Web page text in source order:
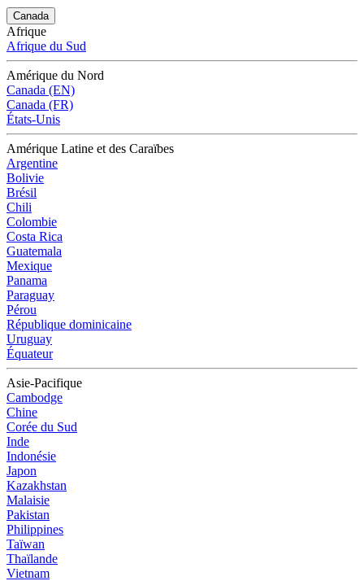
Canada
Afrique
Afrique du Sud
Amérique du Nord
Canada (EN)
Canada (FR)
États-Unis
Amérique Latine et des Caraïbes
Argentine
Bolivie
Brésil
Chili
Colombie
Costa Rica
Guatemala
Mexique
Panama
Paraguay
Pérou
République dominicaine
Uruguay
Équateur
Asie-Pacifique
Cambodge
Chine
Corée du Sud
Inde
Indonésie
Japon
Kazakhstan
Malaisie
Pakistan
Philippines
Taïwan
Thaïlande
Vietnam